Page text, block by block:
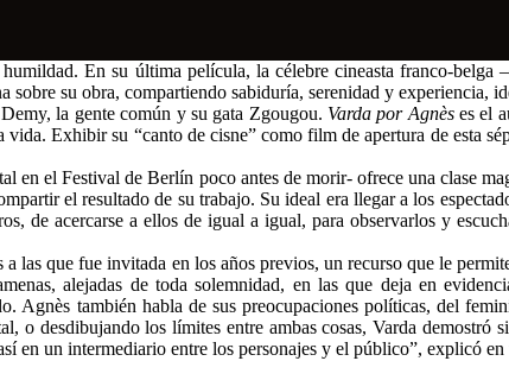
En su última película, la célebre cineasta franco-belga
sobre su obra, compartiendo sabiduría, serenidad y experiencia,
la gente común y su gata Zgougou. Varda por Agnès es el
Exhibir su “canto de cisne” como film de apertura de esta
en el Festival de Berlín poco antes de morir- ofrece una clase
el resultado de su trabajo. Su ideal era llegar a los
de acercarse a ellos de igual a igual, para observarlos y
las que fue invitada en los años previos, un recurso que le
alejadas de toda solemnidad, en las que deja en
Agnès también habla de sus preocupaciones políticas, del
desdibujando los límites entre ambas cosas, Varda demostró
en un intermediario entre los personajes y el público”, explicó en